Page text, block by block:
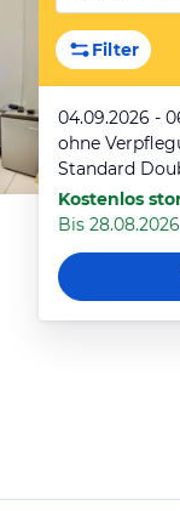
Filter
04.09.2026 -
ohne
Standard
Kostenlos
Bis